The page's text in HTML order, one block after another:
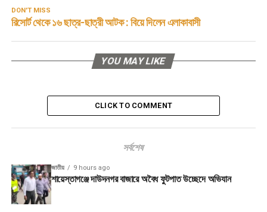
DON'T MISS
রিসোর্ট থেকে ১৬ ছাত্র-ছাত্রী আটক : বিয়ে দিলেন এলাকাবাসী
YOU MAY LIKE
CLICK TO COMMENT
সর্বশেষ
জাতীয় 9 hours ago
শায়েস্তাগঞ্জে দাউদনগর বাজারে অবৈধ ফুটপাত উচ্ছেদে অভিযান